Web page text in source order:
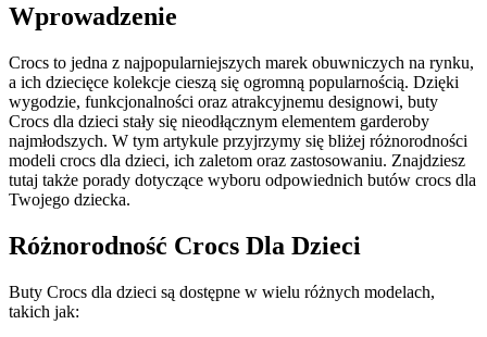
Wprowadzenie
Crocs to jedna z najpopularniejszych marek obuwniczych na rynku,
a ich dziecięce kolekcje cieszą się ogromną popularnością. Dzięki
wygodzie, funkcjonalności oraz atrakcyjnemu designowi, buty
Crocs dla dzieci stały się nieodłącznym elementem garderoby
najmłodszych. W tym artykule przyjrzymy się bliżej różnorodności
modeli crocs dla dzieci, ich zaletom oraz zastosowaniu. Znajdziesz
tutaj także porady dotyczące wyboru odpowiednich butów crocs dla
Twojego dziecka.
Różnorodność Crocs Dla Dzieci
Buty Crocs dla dzieci są dostępne w wielu różnych modelach,
takich jak: